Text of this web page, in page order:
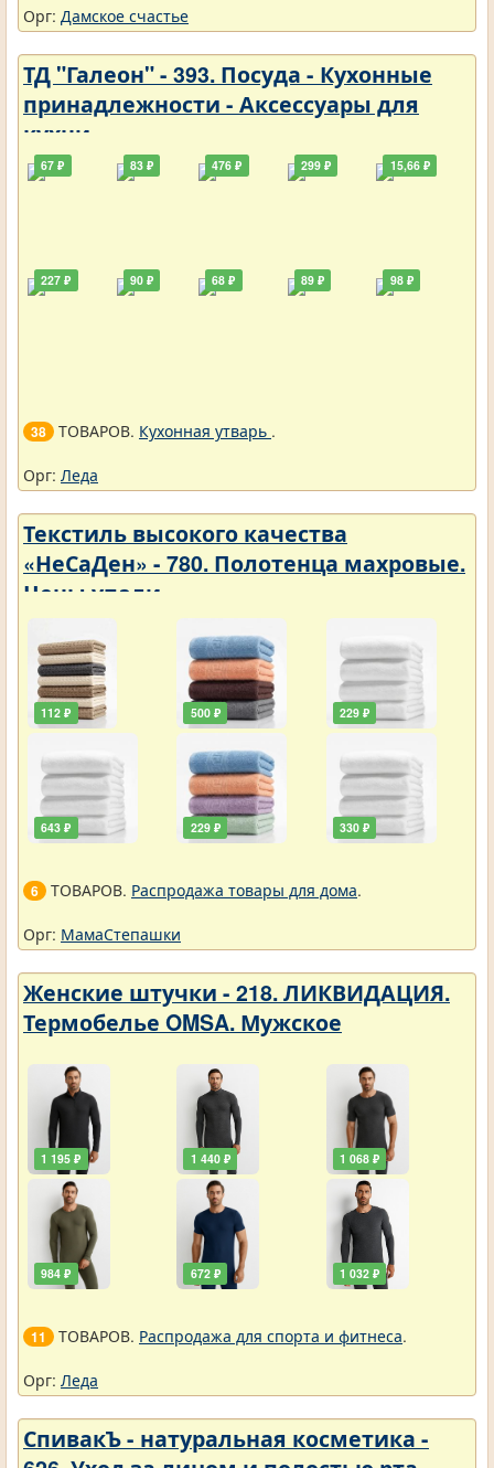
Орг: Дамское счастье
ТД "Галеон" - 393. Посуда - Кухонные
принадлежности - Аксессуары для
кухни
67 ₽
227 ₽
83 ₽
90 ₽
476 ₽
68 ₽
299 ₽
89 ₽
15,66 ₽
98 ₽
38 ТОВАРОВ. Кухонная утварь .
Орг: Леда
Текстиль высокого качества
«НеСаДен» - 780. Полотенца махровые.
Цены упали
112 ₽
643 ₽
500 ₽
229 ₽
229 ₽
330 ₽
6 ТОВАРОВ. Распродажа товары для дома.
Орг: МамаСтепашки
Женские штучки - 218. ЛИКВИДАЦИЯ.
Термобелье OMSA. Мужское
1 195 ₽
984 ₽
1 440 ₽
672 ₽
1 068 ₽
1 032 ₽
11 ТОВАРОВ. Распродажа для спорта и фитнеса.
Орг: Леда
СпивакЪ - натуральная косметика -